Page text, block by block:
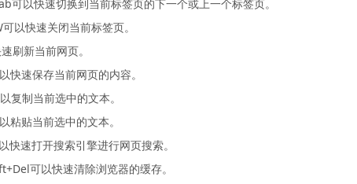
可以快速切换到当前标签页的下一个或上一个标签页。
以快速关闭当前标签页。
刷新当前网页。
快速保存当前网页的内容。
复制当前选中的文本。
粘贴当前选中的文本。
速打开搜索引擎进行网页搜索。
可以快速清除浏览器的缓存。